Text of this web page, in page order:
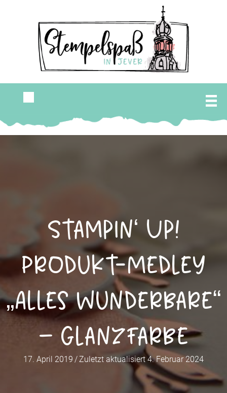
Stampin‘ Up!
Produkt-Medley
„Alles Wunderbare“
– Glanzfarbe
17. April 2019 / Zuletzt aktualisiert 4. Februar 2024